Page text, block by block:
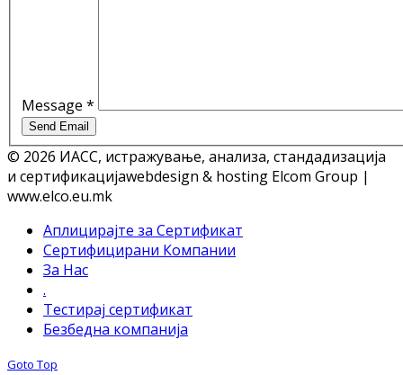
Message *
Send Email
© 2026 ИАСС, истражување, анализа, стандадизација
и сертификацијаwebdesign & hosting Elcom Group |
www.elco.eu.mk
Аплицирајте за Сертификат
Сертифицирани Компании
За Нас
.
Тестирај сертификат
Безбедна компанија
Goto Top